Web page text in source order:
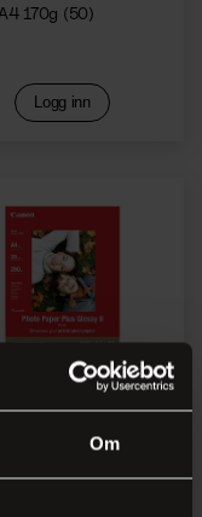
Om
170g (50)
Logg inn
(20)